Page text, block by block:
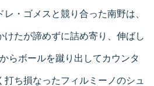
・ゴメスと競り合った南野は、
けたが諦めずに詰め寄り、伸ばし
らボールを蹴り出してカウンタ
ち損なったフィルミーノのシュ